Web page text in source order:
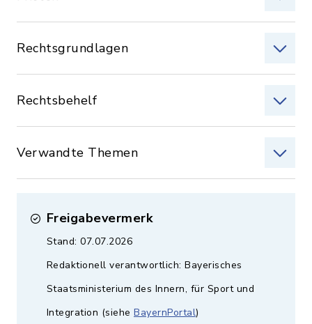
Rechtsgrundlagen
Rechtsbehelf
Verwandte Themen
Freigabevermerk
Stand: 07.07.2026
Redaktionell verantwortlich: Bayerisches
Staatsministerium des Innern, für Sport und
Integration (siehe BayernPortal)